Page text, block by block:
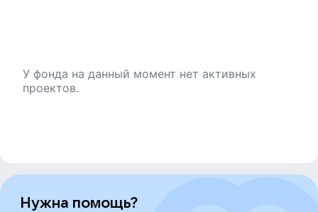
Развитие системы медицинского
Повышение качества жизни пациентов
У фонда на данный момент нет активных
проектов.
Нужна помощь?